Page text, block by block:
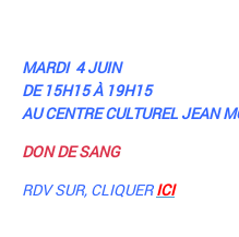
MARDI 4 JUIN
DE 15H15 À 19H15
AU CENTRE CULTUREL JEAN
DON DE SANG
RDV SUR, CLIQUER ICI